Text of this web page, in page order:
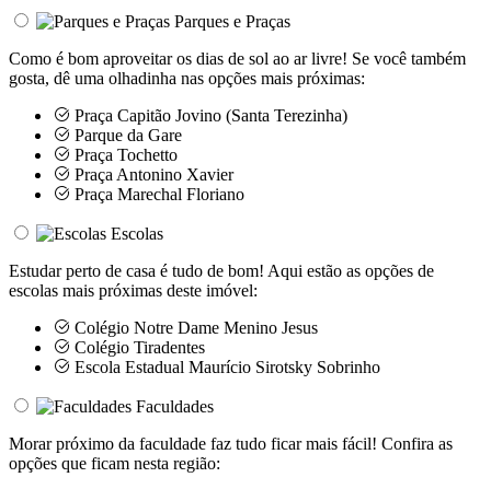
Parques e Praças
Como é bom aproveitar os dias de sol ao ar livre! Se você também
gosta, dê uma olhadinha nas opções mais próximas:
Praça Capitão Jovino (Santa Terezinha)
Parque da Gare
Praça Tochetto
Praça Antonino Xavier
Praça Marechal Floriano
Escolas
Estudar perto de casa é tudo de bom! Aqui estão as opções de
escolas mais próximas deste imóvel:
Colégio Notre Dame Menino Jesus
Colégio Tiradentes
Escola Estadual Maurício Sirotsky Sobrinho
Faculdades
Morar próximo da faculdade faz tudo ficar mais fácil! Confira as
opções que ficam nesta região: